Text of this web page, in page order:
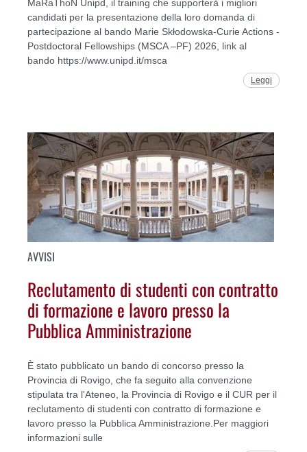
MaRaThoN Unipd, il training che supporterà i migliori
candidati per la presentazione della loro domanda di
partecipazione al bando Marie Skłodowska-Curie Actions -
Postdoctoral Fellowships (MSCA –PF) 2026, link al
bando https://www.unipd.it/msca
Leggi
AVVISI
Reclutamento di studenti con contratto
di formazione e lavoro presso la
Pubblica Amministrazione
È stato pubblicato un bando di concorso presso la
Provincia di Rovigo, che fa seguito alla convenzione
stipulata tra l'Ateneo, la Provincia di Rovigo e il CUR per il
reclutamento di studenti con contratto di formazione e
lavoro presso la Pubblica Amministrazione.Per maggiori
informazioni sulle